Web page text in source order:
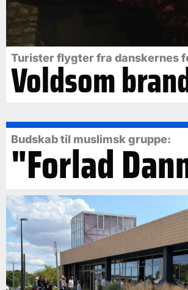
Turister flygter fra danskernes
Voldsom
Budskab til muslimsk gruppe:
"Forlad